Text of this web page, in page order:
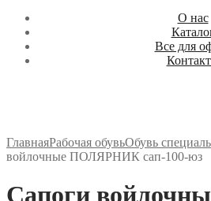
О нас
Все для
ГлавнаяРабочая обувьОбувь
войлочные ПОЛЯРНИК сап-100-юз
Сапоги